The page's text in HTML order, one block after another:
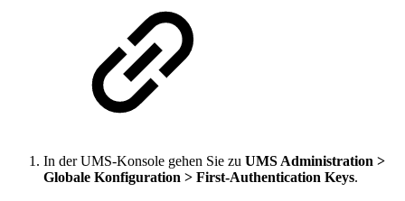
In der UMS-Konsole gehen Sie zu UMS Administration >
Globale Konfiguration > First-Authentication Keys.